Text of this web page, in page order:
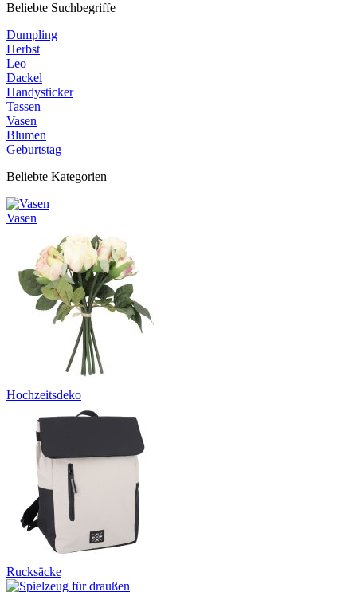
Beliebte Suchbegriffe
Dumpling
Herbst
Leo
Dackel
Handysticker
Tassen
Vasen
Blumen
Geburtstag
Beliebte Kategorien
Vasen
Hochzeitsdeko
Rucksäcke